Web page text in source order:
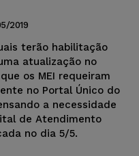
2019
terão habilitação
atualização no
os MEI requeiram
no Portal Único do
a necessidade
de Atendimento
no dia 5/5.